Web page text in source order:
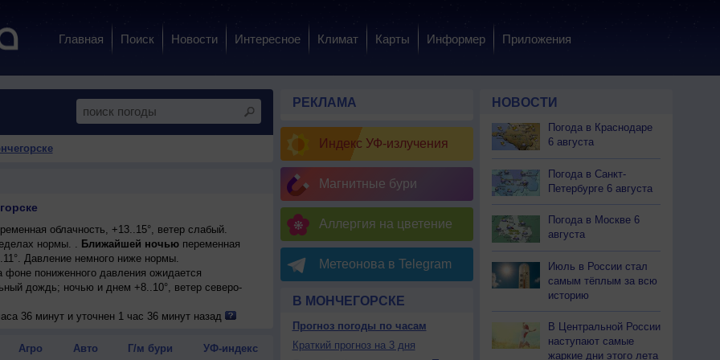
Главная Поиск Новости Интересное Климат Карты Информер Приложения
облачность, +13..15°, ветер слабый.
нормы. . Ближайшей ночьюпеременная
Давление немного ниже нормы.
фоне пониженного давления ожидается
дождь; ночью и днем +8..10°, ветер северо-
облачность, сильный дождь; ночью и днем
переменная облачность; ночью +6..+8°,
36 минут и уточнен 1 час 36 минут назад
Агро Авто Г/м бури УФ-индекс
РЕКЛАМА
Индекс УФ-излучения
Магнитные бури
Аллергия на цветение
Метеонова в Telegram
В МОНЧЕГОРСКЕ
Прогноз погоды по часам
Краткий прогноз на 3 дня
НОВОСТИ
Погода в Краснодаре
6 августа
Погода в Санкт-
Петербурге 6 августа
Погода в Москве 6
августа
Июль в России стал
самым тёплым за всю
историю
В Центральной России
наступают самые
жаркие дни этого лета